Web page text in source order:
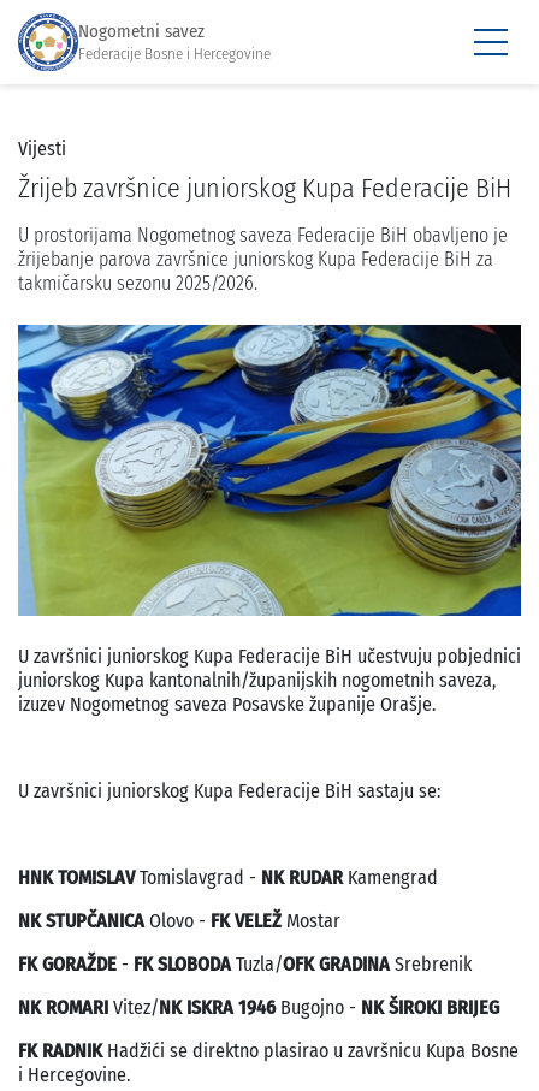
Nogometni savez
Federacije Bosne i Hercegovine
Vijesti
Žrijeb završnice juniorskog Kupa Federacije BiH
U prostorijama Nogometnog saveza Federacije BiH obavljeno je
žrijebanje parova završnice juniorskog Kupa Federacije BiH za
takmičarsku sezonu 2025/2026.
U završnici juniorskog Kupa Federacije BiH učestvuju pobjednici
juniorskog Kupa kantonalnih/županijskih nogometnih saveza,
izuzev Nogometnog saveza Posavske županije Orašje.
U završnici juniorskog Kupa Federacije BiH sastaju se:
HNK TOMISLAVTomislavgrad - NK RUDAR Kamengrad
NK STUPČANICAOlovo - FK VELEŽ Mostar
FK GORAŽDE - FK SLOBODATuzla/OFK GRADINASrebrenik
NK ROMARI Vitez/NK ISKRA 1946 Bugojno - NK ŠIROKI BRIJEG
FK RADNIK Hadžići se direktno plasirao u završnicu Kupa Bosne
i Hercegovine.